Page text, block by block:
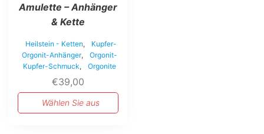
Amulette – Anhänger
& Kette
Heilstein - Ketten,
Kupfer-
Orgonit-Anhänger,
Orgonit-
Kupfer-Schmuck, Orgonite
€39,00
Wählen Sie aus
der
Produktseite
werden